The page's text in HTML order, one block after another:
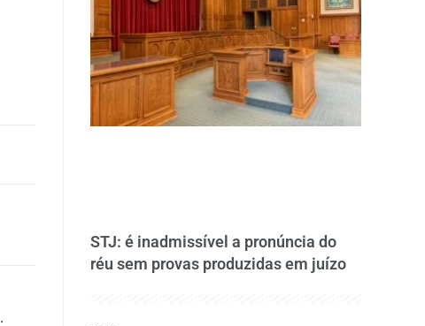
.
STJ: é inadmissível a pronúncia do
réu sem provas produzidas em juízo